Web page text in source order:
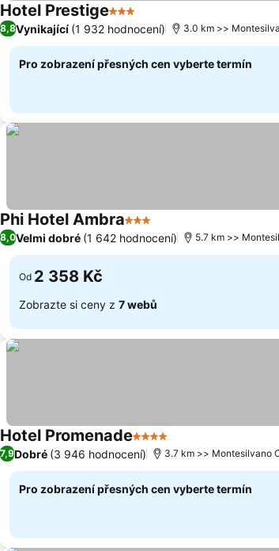
Hotel Prestige3 Počet hvězdiček
Ukázat ceny
8,8Vynikající (1 932 hodnocení) 3.0 km >>
Pro zobrazení přesných cen vyberte termín
Phi Hotel Ambra3 Počet hvězdiček
Ukázat ceny
8,0Velmi dobré (1 642 hodnocení) 5.7 km >>
Od 2 358 Kč
Zobrazte si ceny z 7 webů
Hotel Promenade4 Počet hvězdiček
7,9Dobré (3 946 hodnocení) 3.7 km >> Montesilvano
Pro zobrazení přesných cen vyberte termín